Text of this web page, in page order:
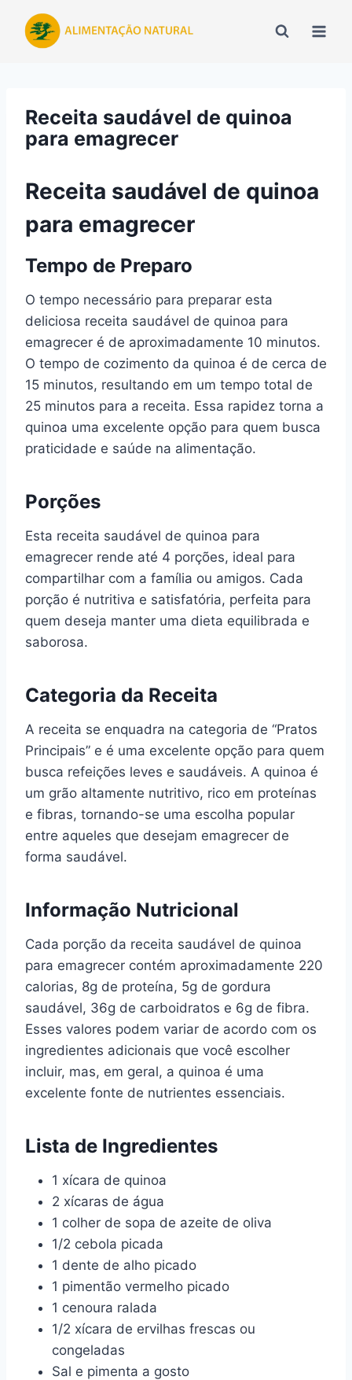
para
Receita saudável de quinoa
para emagrecer
Receita saudável de quinoa
para emagrecer
Tempo de Preparo
O tempo necessário para preparar esta
deliciosa receita saudável de quinoa para
emagrecer é de aproximadamente 10 minutos.
O tempo de cozimento da quinoa é de cerca de
15 minutos, resultando em um tempo total de
25 minutos para a receita. Essa rapidez torna a
quinoa uma excelente opção para quem busca
praticidade e saúde na alimentação.
Porções
Esta receita saudável de quinoa para
emagrecer rende até 4 porções, ideal para
compartilhar com a família ou amigos. Cada
porção é nutritiva e satisfatória, perfeita para
quem deseja manter uma dieta equilibrada e
saborosa.
Categoria da Receita
A receita se enquadra na categoria de “Pratos
Principais” e é uma excelente opção para quem
busca refeições leves e saudáveis. A quinoa é
um grão altamente nutritivo, rico em proteínas
e fibras, tornando-se uma escolha popular
entre aqueles que desejam emagrecer de
forma saudável.
Informação Nutricional
Cada porção da receita saudável de quinoa
para emagrecer contém aproximadamente 220
calorias, 8g de proteína, 5g de gordura
saudável, 36g de carboidratos e 6g de fibra.
Esses valores podem variar de acordo com os
ingredientes adicionais que você escolher
incluir, mas, em geral, a quinoa é uma
excelente fonte de nutrientes essenciais.
Lista de Ingredientes
1 xícara de quinoa
2 xícaras de água
1 colher de sopa de azeite de oliva
1/2 cebola picada
1 dente de alho picado
1 pimentão vermelho picado
1 cenoura ralada
1/2 xícara de ervilhas frescas ou
congeladas
Sal e pimenta a gosto